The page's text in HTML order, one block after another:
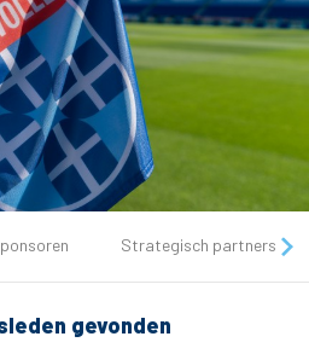
Strategisch partners
gevonden